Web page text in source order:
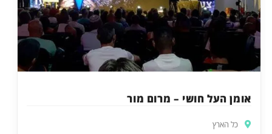
אומן העל חושי – מרום מור
כל הארץ